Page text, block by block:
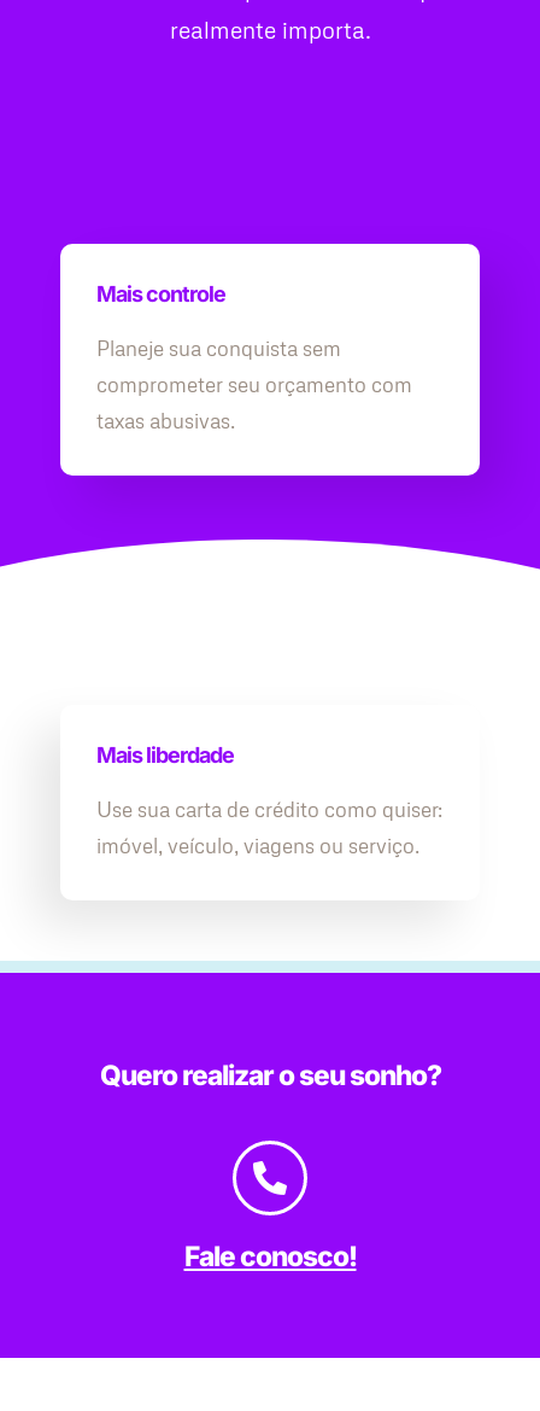
realmente importa.
Mais controle
Planeje sua conquista sem
comprometer seu orçamento com
taxas abusivas.
Mais liberdade
Use sua carta de crédito como quiser:
imóvel, veículo, viagens ou serviço.
Quero realizar o seu sonho?
Fale conosco!